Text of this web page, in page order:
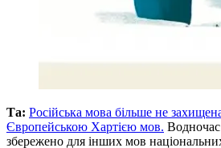
Та: Російська мова більше не
Європейською Хартією мов.
збережено для інших мов